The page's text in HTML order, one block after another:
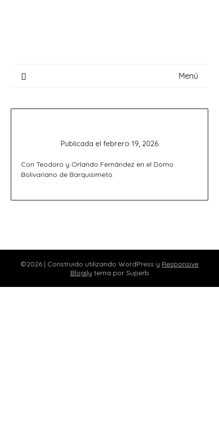
Menú
Publicada el febrero 19, 2026
Con Teodoro y Orlando Fernández en el Domo
Bolivariano de Barquisimeto.
©2026 | Construido utilizando WordPress y Responsive
Blogily tema por Superb